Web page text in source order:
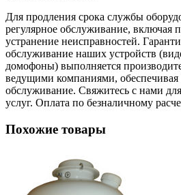
Для продления срока службы
регулярное обслуживание, включая
устранение неисправностей.
обслуживание наших устройств
домофоны) выполняется
ведущими компаниями, обеспечивая
обслуживание. Свяжитесь с нами для
услуг. Оплата по безналичному
Похожие товары